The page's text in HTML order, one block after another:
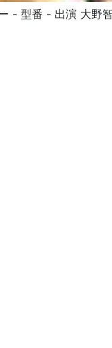
- 型番 - 出演 大